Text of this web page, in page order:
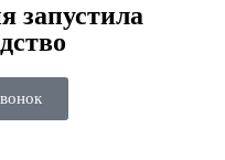
запустила